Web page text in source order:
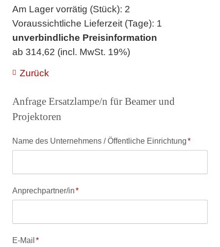
Am Lager vorrätig (Stück): 2
Voraussichtliche Lieferzeit (Tage): 1
unverbindliche Preisinformation
ab 314,62 (incl. MwSt. 19%)
Zurück
Anfrage Ersatzlampe/n für Beamer und
Projektoren
Pflichtfeld
Name des Unternehmens / Öffentliche Einrichtung*
Pflichtfeld
Anprechpartner/in*
Pflichtfeld
E-Mail*